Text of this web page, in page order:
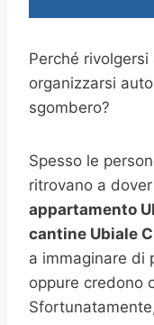
Perché
organizzarsi
sgombero?
Spesso le
ritrovano a
appartamento
cantine Ubiale
a immaginare di
oppure credono